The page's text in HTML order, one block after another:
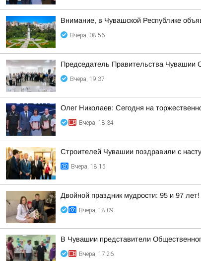
Внимание, в Чувашской Республике
Вчера, 08:56
Председатель Правительства Чувашии
Вчера, 19:37
Олег Николаев: Сегодня на
Вчера, 18:34
Строителей Чувашии поздравили с
Вчера, 18:15
Двойной праздник мудрости: 95 и 97 лет!
Вчера, 18:09
В Чувашии представители
Вчера, 17:26